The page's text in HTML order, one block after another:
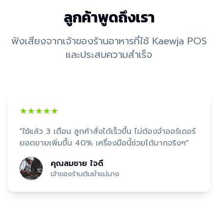
ลูกค้าพูดถึงเรา
ฟังเสียงจากเจ้าของร้านอาหารที่ใช้ Kaewja POS
และประสบความสำเร็จ
★★★★★
"ใช้แล้ว 3 เดือน ลูกค้าสั่งได้เร็วขึ้น ไม่ต้องจำออร์เดอร์
ยอดขายเพิ่มขึ้น 40% เครื่องมือนี้ช่วยได้มากจริงๆ"
คุณสมชาย ใจดี
เจ้าของร้านต้มยำแม่นาง